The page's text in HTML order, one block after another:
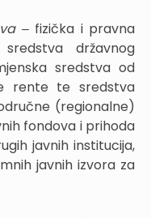
‒ fizička i pravna
državnog
sredstva od
rente te sredstva
(regionalne)
fondova i prihoda
javnih institucija,
javnih izvora za